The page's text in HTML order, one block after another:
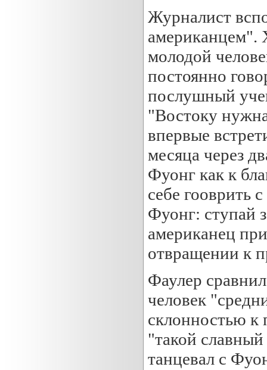
Журналист
американцем".
молодой
постоянно
послушный
"Востоку
впервые
месяца через
Фуонг как к
себе гооврить
Фуонг: ступай
американец
отвращении к
Фаулер
человек
склонностью
"такой
танцевал с